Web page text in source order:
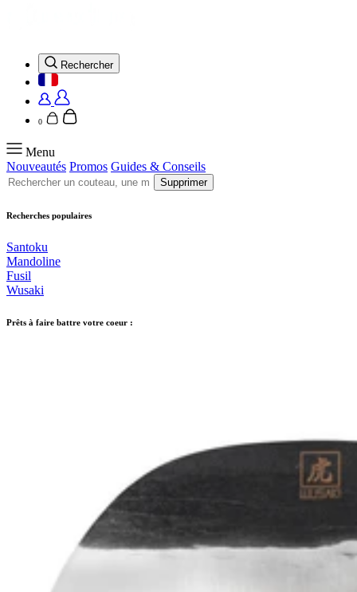
Rechercher
0
Menu
Nouveautés Promos Guides & Conseils
Supprimer
Recherches populaires
Santoku
Mandoline
Fusil
Wusaki
Prêts à faire battre votre coeur :